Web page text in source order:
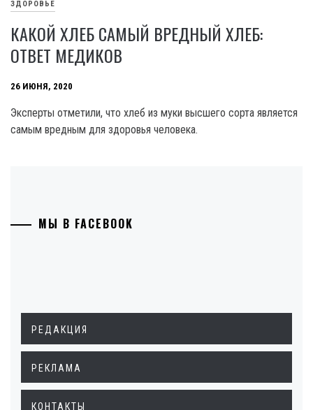
ЗДОРОВЬЕ
КАКОЙ ХЛЕБ САМЫЙ ВРЕДНЫЙ ХЛЕБ:
ОТВЕТ МЕДИКОВ
26 ИЮНЯ, 2020
Эксперты отметили, что хлеб из муки высшего сорта является
самым вредным для здоровья человека.
МЫ В FACEBOOK
РЕДАКЦИЯ
РЕКЛАМА
КОНТАКТЫ